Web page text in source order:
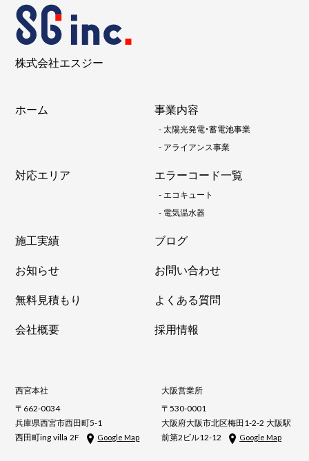
株式会社エスジー
ホーム 事業内容
-太陽光発電・蓄電池事業
- アライアンス事業
対応エリア エラーコード一覧
-エコキュート
- 電気温水器
施工実績
ブログ
お知らせ
お問い合わせ
無料見積もり
よくある質問
会社概要
採用情報
西宮本社
〒662-0034
兵庫県西宮市西田町5-1
西田町ing villa 2F
Google Map
大阪営業所
〒530-0001
大阪府大阪市北区梅田1-2-2 大阪駅
前第2ビル12-12
Google Map